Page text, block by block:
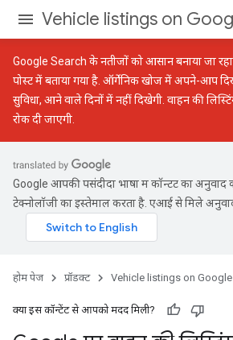
Vehicle listings on
Google Search के नतीजों को आसान बनाया जा
पोस्टमें बताया गया है. ऑर्गेनिक खोज में अपने-आप
सुविधा, आने वाले दिनों में नहीं दिखेगी. वाहन की
रोक दी जाएगी.
Google आपकी पसंदीदा भाषा में कॉन्टेंट का
टेक्नोलॉजी का इस्तेमाल करता है. एआई से मिले
होम पेज प्रॉडक्ट Vehicle listings on Google
क्या इस कॉन्टेंट से आपको मदद मिली?